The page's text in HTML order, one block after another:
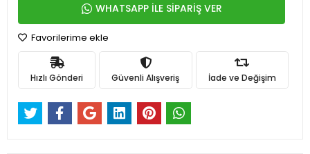
WHATSAPP İLE SİPARİŞ VER
Favorilerime ekle
Hızlı Gönderi Güvenli Alışveriş İade ve Değişim